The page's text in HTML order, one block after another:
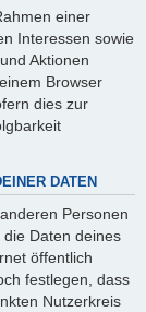
einer
Interessen sowie
Aktionen
Browser
dies zur
DATEN
Personen
Daten deines
öffentlich
festlegen, dass
Nutzerkreis